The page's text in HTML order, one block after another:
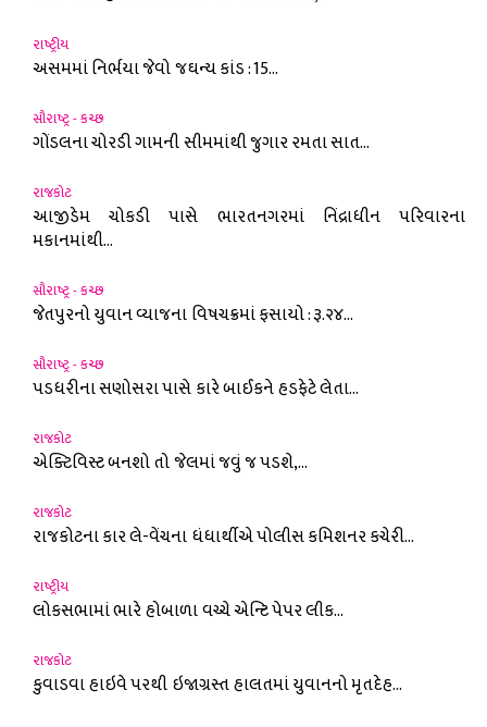
રાષ્ટ્રીય
અસમમાં નિર્ભયા જેવો જઘન્ય કાંડ : 15...
સૌરાષ્ટ્ર - કચ્છ
ગોંડલના ચોરડી ગામની સીમમાંથી જુગાર રમતા સાત...
રાજકોટ
આજીડેમ ચોકડી પાસે ભારતનગરમાં નિંદ્રાધીન પરિવારના
મકાનમાંથી...
સૌરાષ્ટ્ર - કચ્છ
જેતપુરનો યુવાન વ્યાજના વિષચક્રમાં ફસાયો : રૂ.૨૪...
સૌરાષ્ટ્ર - કચ્છ
પડધરીના સણોસરા પાસે કારે બાઈકને હડફેટે લેતા...
રાજકોટ
એક્ટિવિસ્ટ બનશો તો જેલમાં જવું જ પડશે,...
રાજકોટ
રાજકોટના કાર લે-વેંચના ધંધાર્થીએ પોલીસ કમિશનર કચેરી...
રાષ્ટ્રીય
લોકસભામાં ભારે હોબાળા વચ્ચે એન્ટિ પેપર લીક...
રાજકોટ
કુવાડવા હાઇવે પરથી ઇજાગ્રસ્ત હાલતમાં યુવાનનો મૃતદેહ...